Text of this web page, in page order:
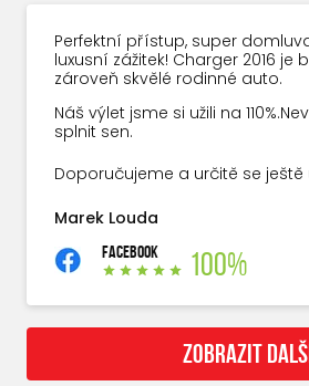
Perfektní přístup, super
luxusní zážitek! Charger 2016 je
zároveň skvělé rodinné auto.
Náš výlet jsme si užili na
splnit sen.
Doporučujeme a určitě se
Marek Louda
FACEBOOK 100%
ZOBRAZIT DALŠÍ